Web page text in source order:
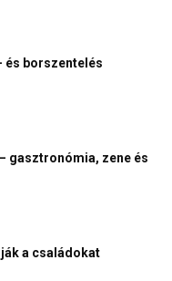
és borszentelés
gasztronómia, zene és
a családokat